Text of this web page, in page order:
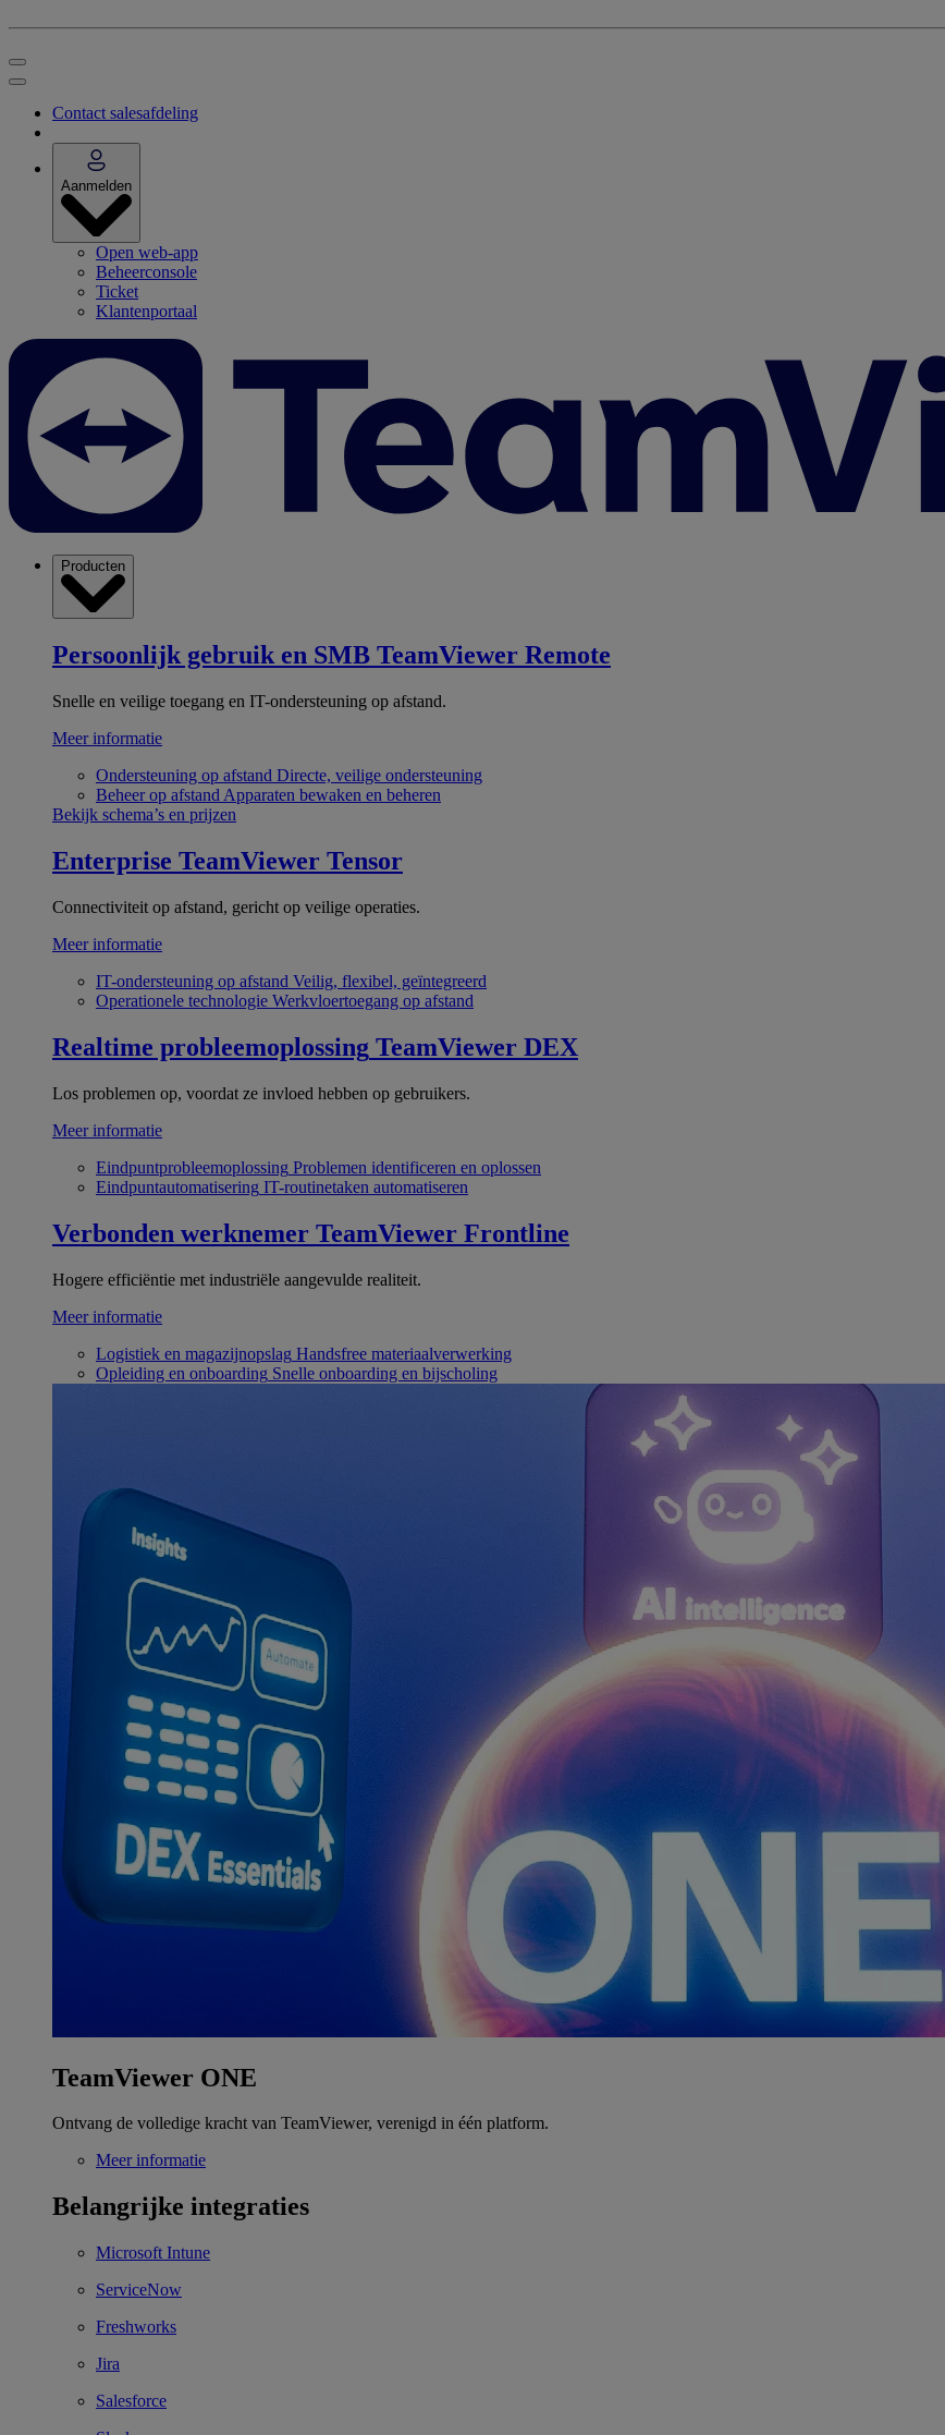
Contact salesafdeling
Aanmelden
Open web-app
Beheerconsole
Ticket
Klantenportaal
Producten
Persoonlijk gebruik en SMB TeamViewer Remote
Snelle en veilige toegang en IT-ondersteuning op afstand.
Meer informatie
Ondersteuning op afstand Directe, veilige ondersteuning
Beheer op afstand Apparaten bewaken en beheren
Bekijk schema’s en prijzen
Enterprise TeamViewer Tensor
Connectiviteit op afstand, gericht op veilige operaties.
Meer informatie
IT-ondersteuning op afstand Veilig, flexibel, geïntegreerd
Operationele technologie Werkvloertoegang op afstand
Realtime probleemoplossing TeamViewer DEX
Los problemen op, voordat ze invloed hebben op gebruikers.
Meer informatie
Eindpuntprobleemoplossing Problemen identificeren en oplossen
Eindpuntautomatisering IT-routinetaken automatiseren
Verbonden werknemer TeamViewer Frontline
Hogere efficiëntie met industriële aangevulde realiteit.
Meer informatie
Logistiek en magazijnopslag Handsfree materiaalverwerking
Opleiding en onboarding Snelle onboarding en bijscholing
TeamViewer ONE
Ontvang de volledige kracht van TeamViewer, verenigd in één platform.
Meer informatie
Belangrijke integraties
Microsoft Intune
ServiceNow
Freshworks
Jira
Salesforce